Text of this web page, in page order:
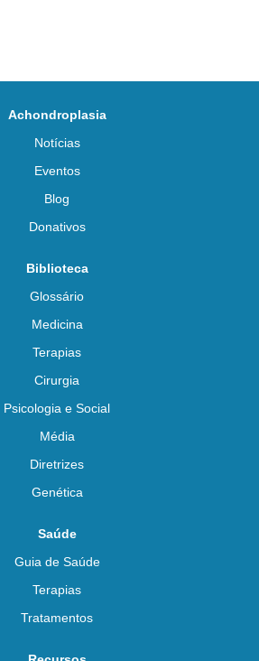
Achondroplasia
Notícias
Eventos
Blog
Donativos
Biblioteca
Glossário
Medicina
Terapias
Cirurgia
Psicologia e Social
Média
Diretrizes
Genética
Saúde
Guia de Saúde
Terapias
Tratamentos